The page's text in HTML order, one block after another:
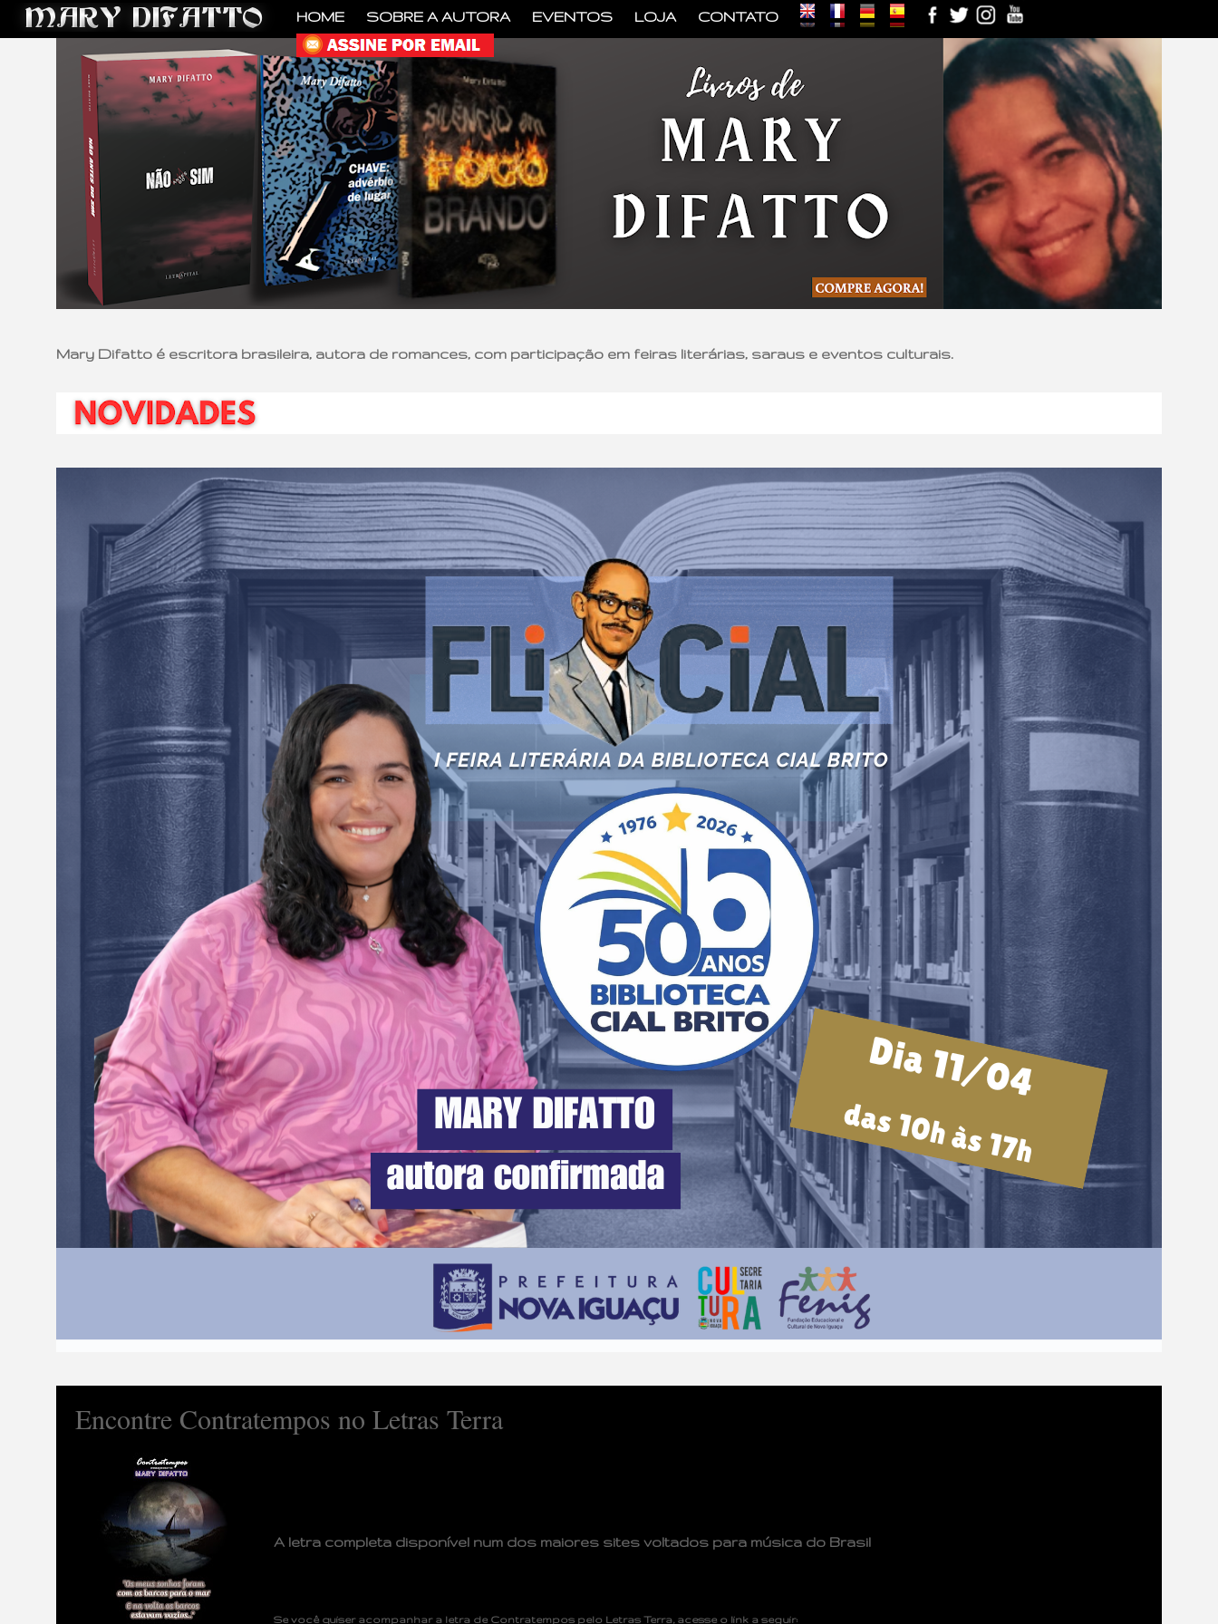
Mary Difatto é escritora brasileira, autora de romances, com participação em feiras literárias, saraus e eventos culturais.
Encontre Contratempos no Letras Terra
A letra completa disponível num dos maiores sites voltados para música do Brasil
Sevocê quiser acompanhar a letra de Contratempos pelo Letras Terra , acesse o link a seguir:
HOME SOBRE A AUTORA EVENTOS LOJA CONTATO